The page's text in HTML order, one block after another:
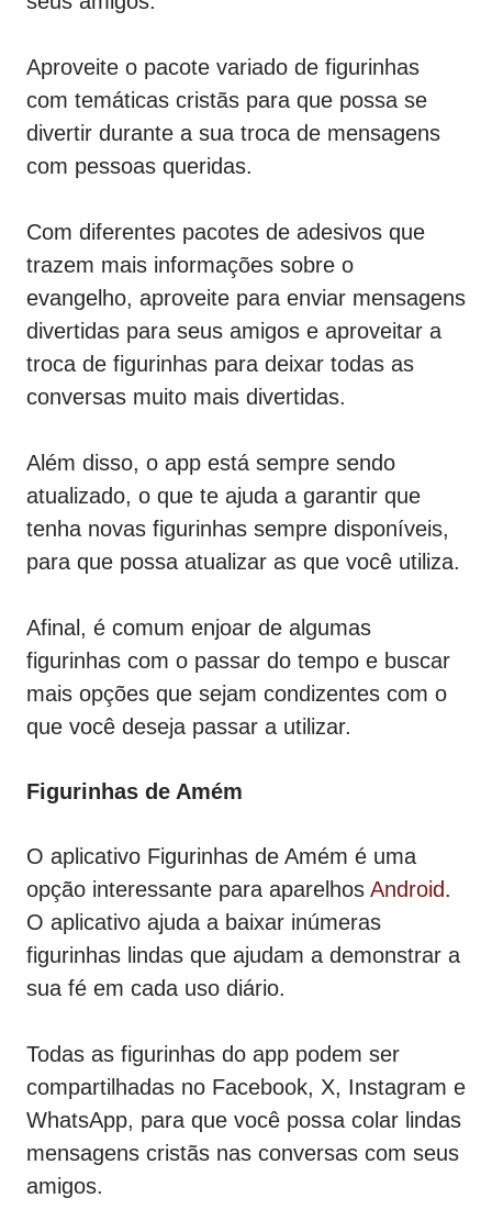
Aproveite o pacote variado de figurinhas
com temáticas cristãs para que possa se
divertir durante a sua troca de mensagens
com pessoas queridas.
Com diferentes pacotes de adesivos que
trazem mais informações sobre o
evangelho, aproveite para enviar mensagens
divertidas para seus amigos e aproveitar a
troca de figurinhas para deixar todas as
conversas muito mais divertidas.
Além disso, o app está sempre sendo
atualizado, o que te ajuda a garantir que
tenha novas figurinhas sempre disponíveis,
para que possa atualizar as que você utiliza.
Afinal, é comum enjoar de algumas
figurinhas com o passar do tempo e buscar
mais opções que sejam condizentes com o
que você deseja passar a utilizar.
Figurinhas de Amém
O aplicativo Figurinhas de Amém é uma
opção interessante para aparelhos Android.
O aplicativo ajuda a baixar inúmeras
figurinhas lindas que ajudam a demonstrar a
sua fé em cada uso diário.
Todas as figurinhas do app podem ser
compartilhadas no Facebook, X, Instagram e
WhatsApp, para que você possa colar lindas
mensagens cristãs nas conversas com seus
amigos.